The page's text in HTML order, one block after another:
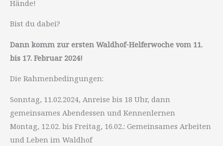
Hände!
Bist du dabei?
Dann komm zur ersten Waldhof-Helferwoche vom 11.
bis 17. Februar 2024!
Die Rahmenbedingungen:
Sonntag, 11.02.2024, Anreise bis 18 Uhr, dann
gemeinsames Abendessen und Kennenlernen
Montag, 12.02. bis Freitag, 16.02.: Gemeinsames Arbeiten
und Leben im Waldhof